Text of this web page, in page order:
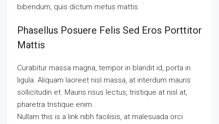
bibendum, quis dictum metus mattis.
Phasellus Posuere Felis Sed Eros Porttitor
Mattis
Curabitur massa magna, tempor in blandit id, porta in
ligula. Aliquam laoreet nisl massa, at interdum mauris
sollicitudin et. Mauris risus lectus, tristique at nisl at,
pharetra tristique enim.
Nullam this is a link nibh facilisis, at malesuada orci